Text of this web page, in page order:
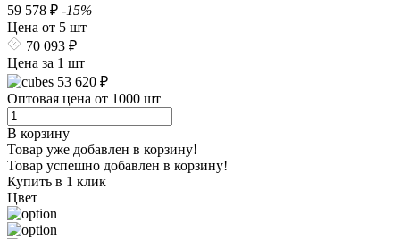
59 578 ₽ -15%
Цена от 5 шт
70 093 ₽
Цена за 1 шт
53 620 ₽
Оптовая цена от 1000 шт
В корзину
Товар уже добавлен в корзину!
Товар успешно добавлен в корзину!
Купить в 1 клик
Цвет